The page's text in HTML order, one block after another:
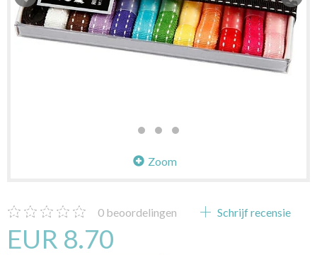
Zoom
0 beoordelingen Schrijf recensie
EUR 8.70